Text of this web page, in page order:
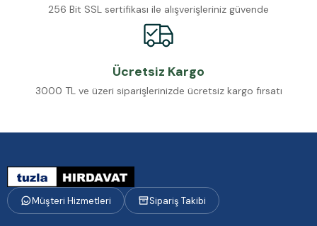
256 Bit SSL sertifikası ile alışverişleriniz güvende
Ücretsiz Kargo
3000 TL ve üzeri siparişlerinizde ücretsiz kargo fırsatı
Müşteri Hizmetleri Sipariş Takibi